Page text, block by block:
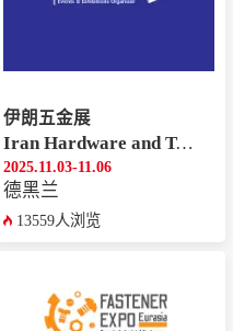
伊朗五金展
Iran Hardware and Tools
2025.11.03-11.06
德黑兰
13559人浏览